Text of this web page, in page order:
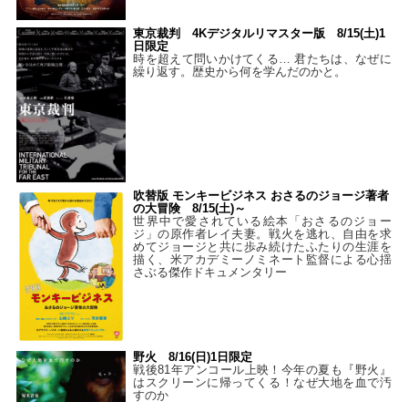
東京裁判 4Kデジタルリマスター版 8/15(土)1
日限定
時を超えて問いかけてくる… 君たちは、なぜに
繰り返す。歴史から何を学んだのかと。
吹替版 モンキービジネス おさるのジョージ著者
の大冒険 8/15(土)～
世界中で愛されている絵本「おさるのジョー
ジ」の原作者レイ夫妻。戦火を逃れ、自由を求
めてジョージと共に歩み続けたふたりの生涯を
描く、米アカデミーノミネート監督による心揺
さぶる傑作ドキュメンタリー
野火 8/16(日)1日限定
戦後81年アンコール上映！今年の夏も『野火』
はスクリーンに帰ってくる！なぜ大地を血で汚
すのか